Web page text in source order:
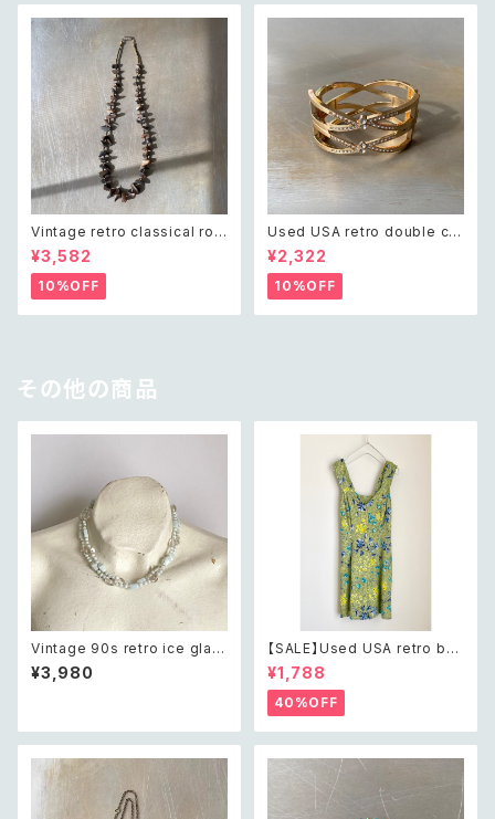
Vintage retro classical rou
gh cut shell beads necklac
e レトロ ヴィンテージ アクセサ
リー クラシカル ラフカット シェ
ル ビーズ ネックレス
¥3,582
10%OFF
Used USA retro double cro
ss crystal bijou bangle レト
ロ アメリカ ユーズド アクセサリ
ー ゴールド ダブル クロス ビジ
ュー バングル
¥2,322
10%OFF
その他の商品
Vintage 90s retro ice glas
s beads beads necklace
レトロ ヴィンテージ アクセサリ
¥3,980
【SALE】Used USA retro bot
anical flower salopette sh
ort pants レトロ アメリカ ユー
ズド 古着 ライトグリーン ボタニ
カル フラワー サロペット ショー
トパンツ
¥1,788
40%OFF